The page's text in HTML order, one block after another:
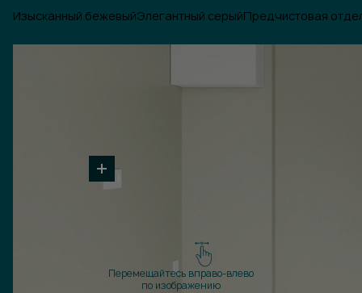
Изысканный бежевыйЭлегантный серыйПредчистовая
Перемещайтесь вправо-влево
по изображению